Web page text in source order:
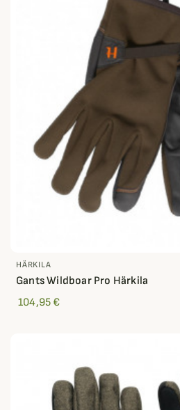
HÄRKILA
Gants Wildboar Pro Härkila
104,95 €